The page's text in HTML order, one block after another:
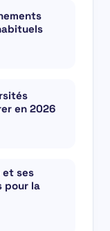
en 2026
et ses
pour la